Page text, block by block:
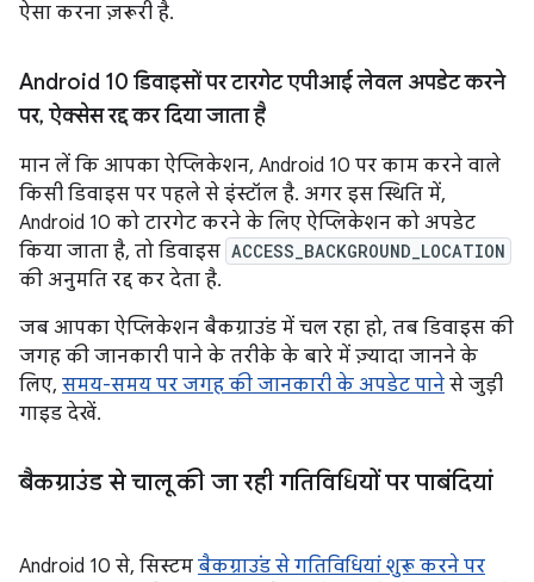
ऐसा करना ज़रूरी है.
Android 10 डिवाइसों पर टारगेट एपीआई लेवल अपडेट करने
पर, ऐक्सेस रद्द कर दिया जाता है
मान लें कि आपका ऐप्लिकेशन, Android 10 पर काम करने वाले
किसी डिवाइस पर पहले से इंस्टॉल है. अगर इस स्थिति में,
Android 10 को टारगेट करने के लिए ऐप्लिकेशन को अपडेट
किया जाता है, तो डिवाइस ACCESS_BACKGROUND_LOCATION
की अनुमति रद्द कर देता है.
जब आपका ऐप्लिकेशन बैकग्राउंड में चल रहा हो, तब डिवाइस की
जगह की जानकारी पाने के तरीके के बारे में ज़्यादा जानने के
लिए, समय-समय पर जगह की जानकारी के अपडेट पाने से जुड़ी
गाइड देखें.
बैकग्राउंड से चालू की जा रही गतिविधियों पर पाबंदियां
Android 10 से, सिस्टम बैकग्राउंड से गतिविधियां शुरू करने पर